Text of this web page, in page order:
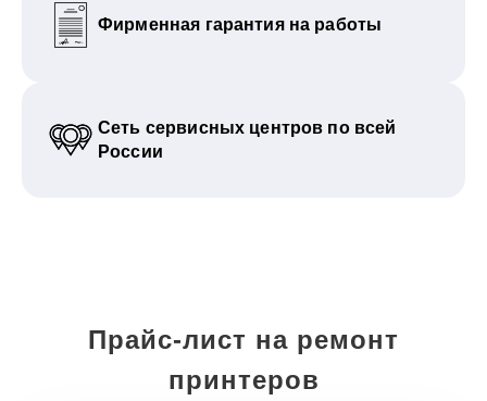
Фирменная гарантия на работы
Сеть сервисных центров по всей
России
Прайс-лист на ремонт
принтеров